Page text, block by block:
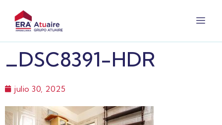
_DSC8391-HDR
julio 30, 2025